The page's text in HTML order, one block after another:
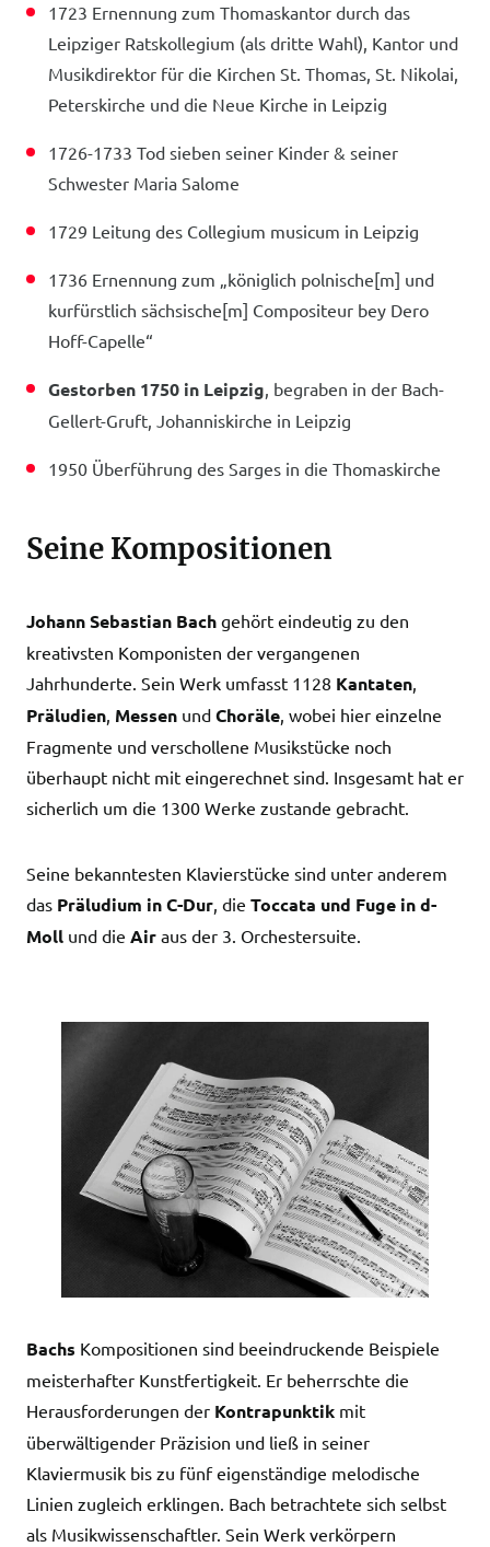
1723 Ernennung zum Thomaskantor durch das
Leipziger Ratskollegium (als dritte Wahl), Kantor und
Musikdirektor für die Kirchen St. Thomas, St. Nikolai,
Peterskirche und die Neue Kirche in Leipzig
1726-1733 Tod sieben seiner Kinder & seiner
Schwester Maria Salome
1729 Leitung des Collegium musicum in Leipzig
1736 Ernennung zum „königlich polnische[m] und
kurfürstlich sächsische[m] Compositeur bey Dero
Hoff-Capelle“
Gestorben 1750 in Leipzig, begraben in der Bach-
Gellert-Gruft, Johanniskirche in Leipzig
1950 Überführung des Sarges in die Thomaskirche
Seine Kompositionen
Johann Sebastian Bach gehört eindeutig zu den
kreativsten Komponisten der vergangenen
Jahrhunderte. Sein Werk umfasst 1128 Kantaten,
Präludien, Messen und Choräle, wobei hier einzelne
Fragmente und verschollene Musikstücke noch
überhaupt nicht mit eingerechnet sind. Insgesamt hat er
sicherlich um die 1300 Werke zustande gebracht.
Seine bekanntesten Klavierstücke sind unter anderem
das Präludium in C-Dur, die Toccata und Fuge in d-
Moll und die Air aus der 3. Orchestersuite.
Bachs Kompositionen sind beeindruckende Beispiele
meisterhafter Kunstfertigkeit. Er beherrschte die
Herausforderungen der Kontrapunktik mit
überwältigender Präzision und ließ in seiner
Klaviermusik bis zu fünf eigenständige melodische
Linien zugleich erklingen. Bach betrachtete sich selbst
als Musikwissenschaftler. Sein Werk verkörpern